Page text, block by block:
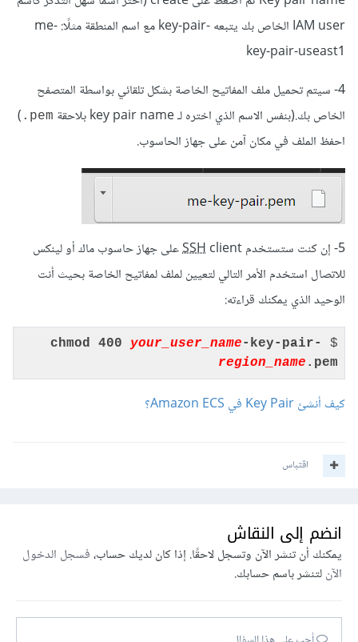
IAM user الخاص بك يتبعه -key-pair مع اسم المنطقة مثلًا: me-
key-pair-useast1
4- سيتم تحميل ملف المفاتيح الخاصة بشكل تلقائي بواسطة المتصفح
الخاص بك.(بنفس الاسم الذي اختره لـ key pair name بلاحقة
pem.
)
احفظالملف في مكان آمن على جهاز الحاسوب.
5- إن كنت ستستخدم SSHclient على جهاز حاسوب ماك أو لينكس
للاتصال استخدم الأمر التالي لتعيين لملف لمفاتيح الخاصة بحيث أنت
الوحيد الذي يمكنك قراءته:
$
chmod 400 your_user_name-key-pair-
region_name.pem
كيف أنشئ Key Pair في Amazon ECS؟
اقتباس
انضم إلى النقاش
يمكنك أن تنشر الآن وتسجل لاحقًا. إذا كان لديك حساب،فسجل الدخول
الآنلتنشر باسم حسابك.